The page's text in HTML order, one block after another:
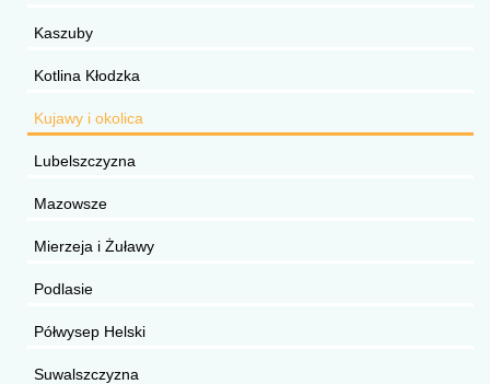
Kaszuby
Kotlina Kłodzka
Kujawy i okolica
Lubelszczyzna
Mazowsze
Mierzeja i Żuławy
Podlasie
Półwysep Helski
Suwalszczyzna